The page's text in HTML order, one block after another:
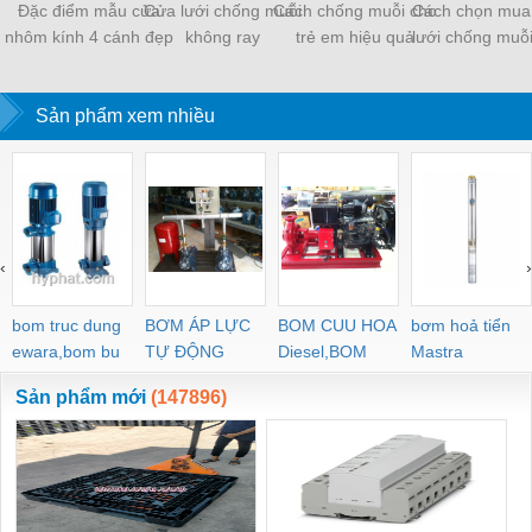
Đặc điểm mẫu cửa
nhôm kính 4 cánh đẹp
Cửa lưới chống muỗi
không ray
Cách chống muỗi cho
trẻ em hiệu quả
Cách chọn
lưới chống
Sản phẩm xem nhiều
bom truc dung
ewara,bom bu
ewara
BƠM ÁP LỰC
TỰ ĐỘNG
BOM CUU HOA
Diesel,BOM
CHUA CHAY
bơm hoả tiển
Mastra
‹ ›
Sản phẩm mới (147896)